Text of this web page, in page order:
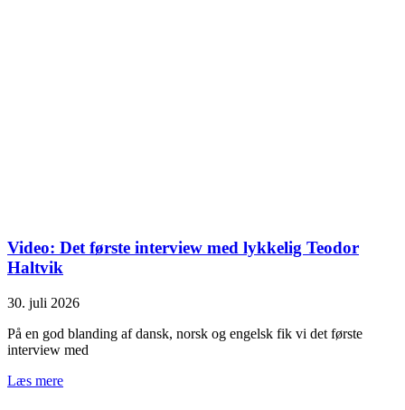
Video: Det første interview med lykkelig Teodor
Haltvik
30. juli 2026
På en god blanding af dansk, norsk og engelsk fik vi det første
interview med
Læs mere